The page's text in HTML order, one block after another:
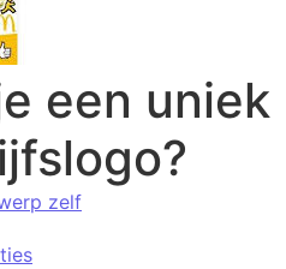
een uniek
zelf